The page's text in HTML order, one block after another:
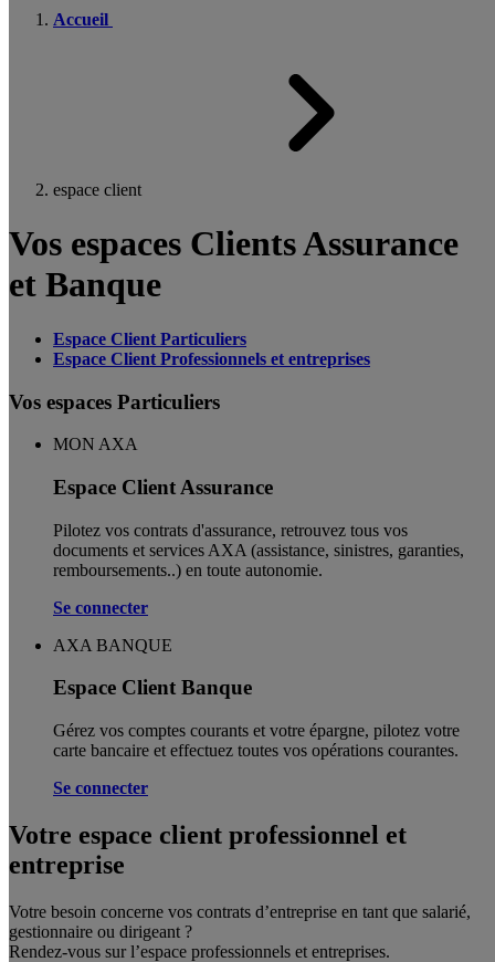
Accueil
espace client
Vos espaces Clients Assurance
et Banque
Espace Client Particuliers
Espace Client Professionnels et entreprises
Vos espaces Particuliers
MON AXA
Espace Client Assurance
Pilotez vos contrats d'assurance, retrouvez tous vos
documents et services AXA (assistance, sinistres, garanties,
remboursements..) en toute autonomie. ​
Se connecter
AXA BANQUE
Espace Client Banque
Gérez vos comptes courants et votre épargne, pilotez votre
carte bancaire et effectuez toutes vos opérations courantes.
Se connecter
Votre espace client professionnel et
entreprise
Votre besoin concerne vos contrats d’entreprise en tant que salarié,
gestionnaire ou dirigeant ?
Rendez-vous sur l’espace professionnels et entreprises.